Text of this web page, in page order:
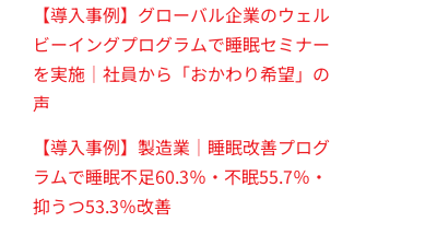
【導入事例】グローバル企業のウェル
ビーイングプログラムで睡眠セミナー
を実施｜社員から「おかわり希望」の
声
【導入事例】製造業｜睡眠改善プログ
ラムで睡眠不足60.3％・不眠55.7％・
抑うつ53.3％改善